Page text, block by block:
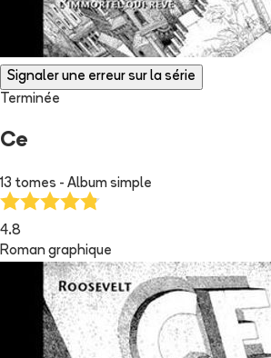
Signaler une erreur sur la série
Terminée
Ce
13 tomes - Album simple
4.8
Roman graphique